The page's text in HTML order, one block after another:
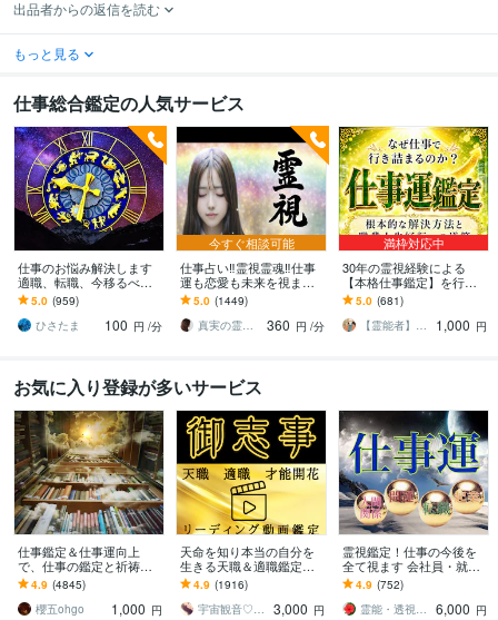
出品者からの返信を読む
もっと見る
仕事総合鑑定の人気サービス
仕事のお悩み解決します
適職、転職、今移るべき
か、転職した後どうなる
のか見ます。
5.0 (959)
ひさたま
100 円 /分
今すぐ相談可能
仕事占い‼️霊視霊魂‼️仕事
運も恋愛も未来を視ます
仕事の転機・恋の結末・
相手の本音、霊視で全て
を即座に伝えます
5.0 (1449)
真実の霊視鑑定✨アダ369✨
360 円 /分
満枠対応中
30年の霊視経験による
【本格仕事鑑定】を行い
ます 仕事運停滞の真の原
因と人生好転への道筋を
読み解きます
5.0 (681)
【霊能者】天晴
1,000 円
お気に入り登録が多いサービス
仕事鑑定＆仕事運向上
で、仕事の鑑定と祈祷を
します 霊視による仕事鑑
定と仕事運向上の祈祷セ
ット
4.9 (4845)
櫻五ohgo
1,000 円
天命を知り本当の自分を
生きる天職＆適職鑑定し
ます AIではない嘘偽りの
ないリアル動画で天命に
繋がる仕事をしよう
4.9 (1916)
宇宙観音♡白風結唯水
3,000 円
霊視鑑定！仕事の今後を
全て視ます 会社員・就職
前・パート・経営者・復
職・転職・起業・退職
4.9 (752)
霊能・透視者HAIBARA
6,000 円